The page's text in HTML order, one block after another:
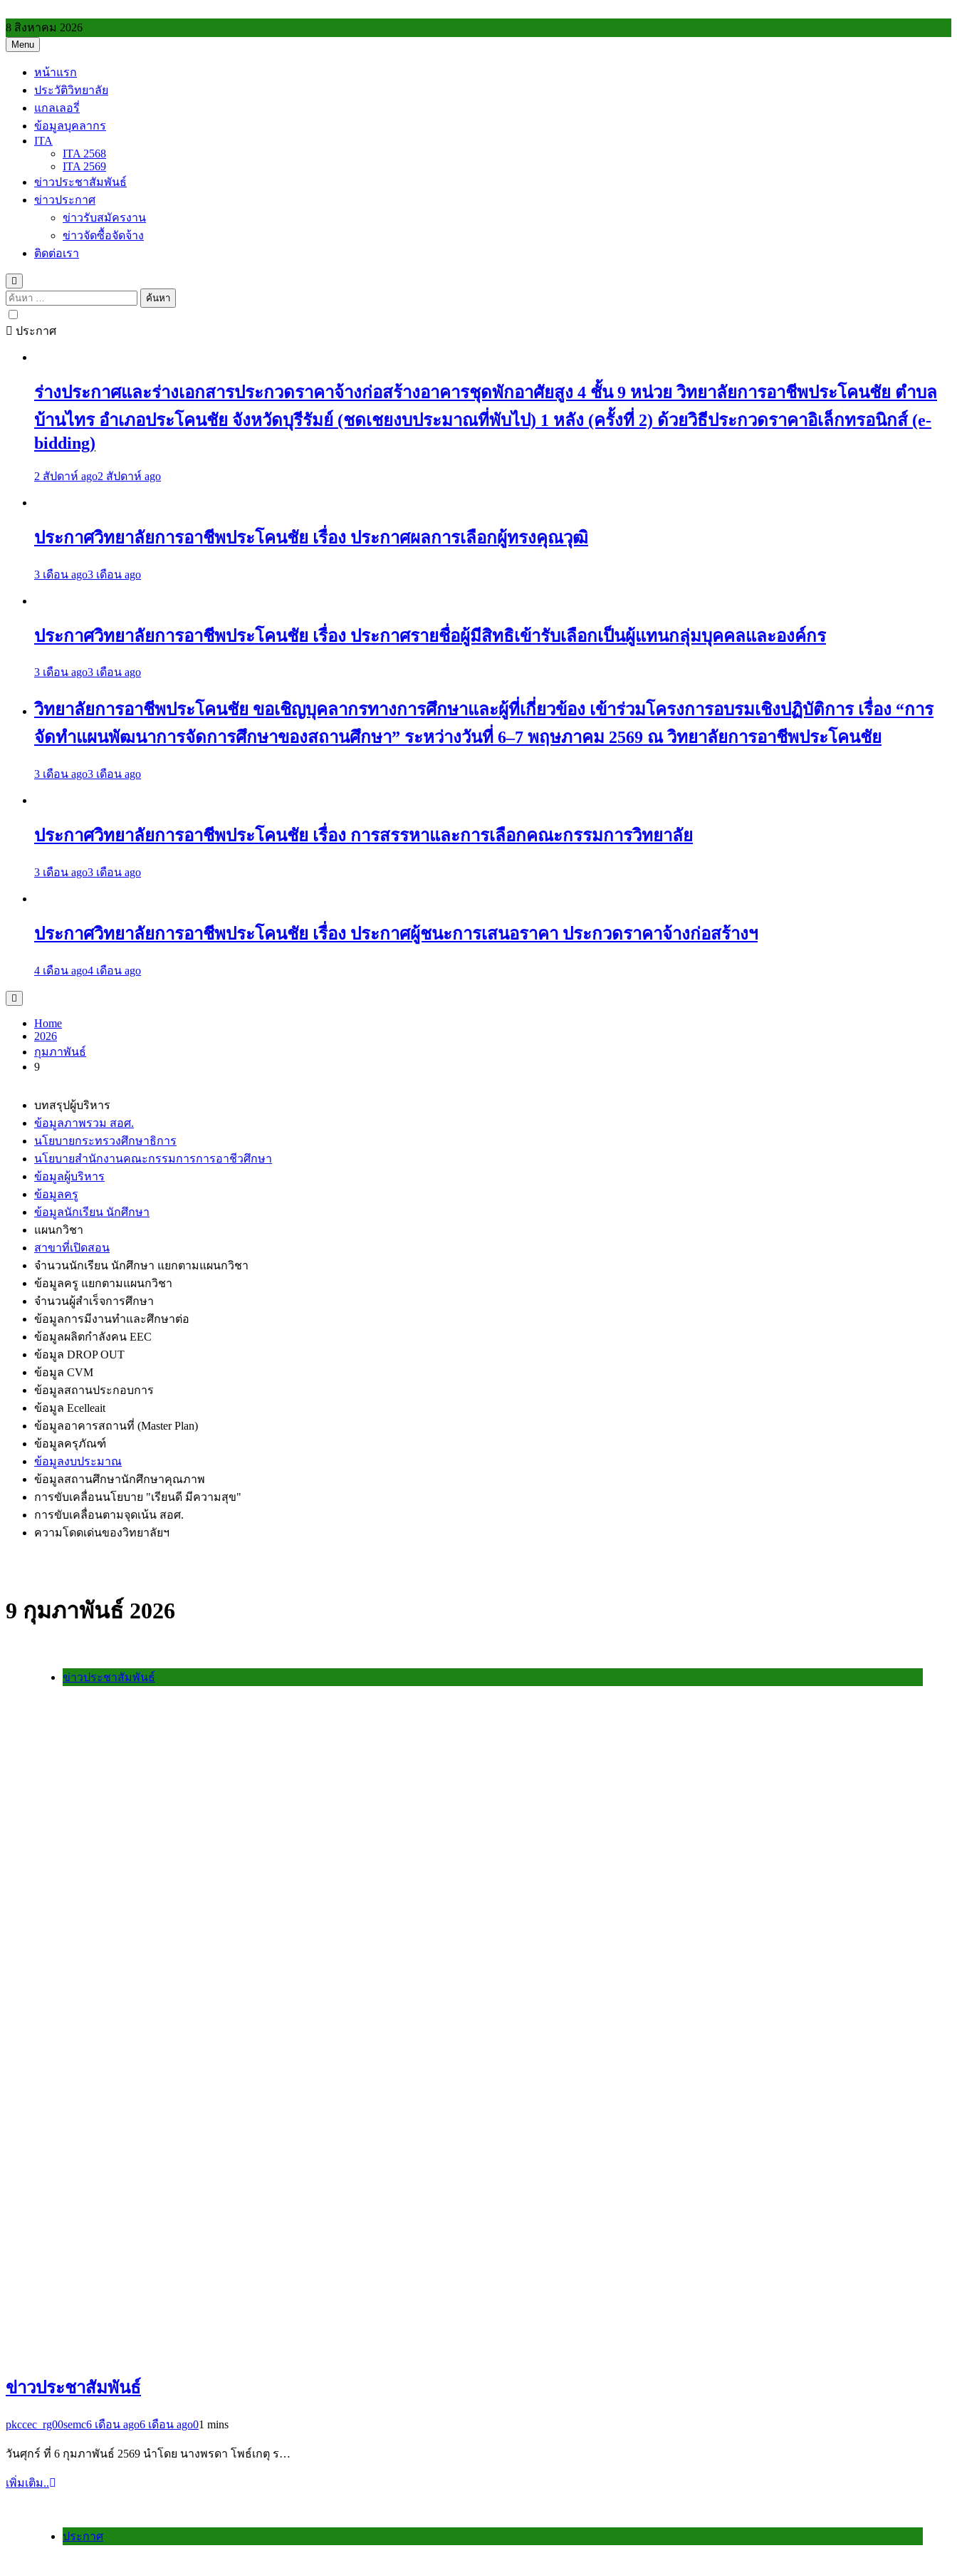
to
content
8 สิงหาคม 2026
Menu
หน้าแรก
ประวัติวิทยาลัย
แกลเลอรี่
ข้อมูลบุคลากร
ITA
ITA 2568
ITA 2569
ข่าวประชาสัมพันธ์
ข่าวประกาศ
ข่าวรับสมัครงาน
ข่าวจัดซื้อจัดจ้าง
ติดต่อเรา
ค้นหา
สำหรับ:
ประกาศ
ร่างประกาศและร่างเอกสารประกวดราคาจ้างก่อสร้างอาคารชุดพักอาศัยสูง 4 ชั้น 9 หน่วย วิทยาลัยการอาชีพประโคนชัย ตำบล
บ้านไทร อำเภอประโคนชัย จังหวัดบุรีรัมย์ (ชดเชยงบประมาณที่พับไป) 1 หลัง (ครั้งที่ 2) ด้วยวิธีประกวดราคาอิเล็กทรอนิกส์ (e-
bidding)
2 สัปดาห์ ago2 สัปดาห์ ago
ประกาศวิทยาลัยการอาชีพประโคนชัย เรื่อง ประกาศผลการเลือกผู้ทรงคุณวุฒิ
3 เดือน ago3 เดือน ago
ประกาศวิทยาลัยการอาชีพประโคนชัย เรื่อง ประกาศรายชื่อผู้มีสิทธิเข้ารับเลือกเป็นผู้แทนกลุ่มบุคคลและองค์กร
3 เดือน ago3 เดือน ago
วิทยาลัยการอาชีพประโคนชัย ขอเชิญบุคลากรทางการศึกษาและผู้ที่เกี่ยวข้อง เข้าร่วมโครงการอบรมเชิงปฏิบัติการ เรื่อง “การ
จัดทำแผนพัฒนาการจัดการศึกษาของสถานศึกษา” ระหว่างวันที่ 6–7 พฤษภาคม 2569 ณ วิทยาลัยการอาชีพประโคนชัย
3 เดือน ago3 เดือน ago
ประกาศวิทยาลัยการอาชีพประโคนชัย เรื่อง การสรรหาและการเลือกคณะกรรมการวิทยาลัย
3 เดือน ago3 เดือน ago
ประกาศวิทยาลัยการอาชีพประโคนชัย เรื่อง ประกาศผู้ชนะการเสนอราคา ประกวดราคาจ้างก่อสร้างฯ
4 เดือน ago4 เดือน ago
Home
2026
กุมภาพันธ์
9
บทสรุปผู้บริหาร
ข้อมูลภาพรวม สอศ.
นโยบายกระทรวงศึกษาธิการ
นโยบายสำนักงานคณะกรรมการการอาชีวศึกษา
ข้อมูลผู้บริหาร
ข้อมูลครู
ข้อมูลนักเรียน นักศึกษา
แผนกวิชา
สาขาที่เปิดสอน
จำนวนนักเรียน นักศึกษา แยกตามแผนกวิชา
ข้อมูลครู แยกตามแผนกวิชา
จำนวนผู้สำเร็จการศึกษา
ข้อมูลการมีงานทำและศึกษาต่อ
ข้อมูลผลิตกำลังคน EEC
ข้อมูล DROP OUT
ข้อมูล CVM
ข้อมูลสถานประกอบการ
ข้อมูล Ecelleait
ข้อมูลอาคารสถานที่ (Master Plan)
ข้อมูลครุภัณฑ์
ข้อมูลงบประมาณ
ข้อมูลสถานศึกษานักศึกษาคุณภาพ
การขับเคลื่อนนโยบาย "เรียนดี มีความสุข"
การขับเคลื่อนตามจุดเน้น สอศ.
ความโดดเด่นของวิทยาลัยฯ
9 กุมภาพันธ์ 2026
ข่าวประชาสัมพันธ์
ข่าวประชาสัมพันธ์
pkccec_rg00semc6 เดือน ago6 เดือน ago01 mins
วันศุกร์ ที่ 6 กุมภาพันธ์ 2569 นำโดย นางพรดา โพธ์เกตุ ร…
เพิ่มเติม..
ประกาศ